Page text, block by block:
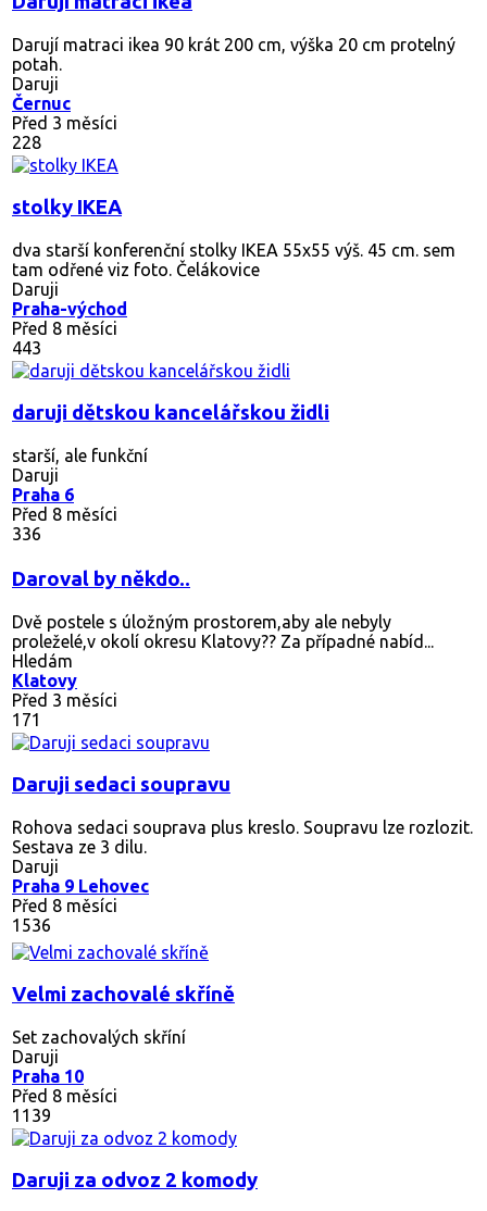
Darují matraci ikea 90 krát 200 cm, výška 20 cm protelný
potah.
Daruji
Černuc
Před 3 měsíci
228
stolky IKEA
dva starší konferenční stolky IKEA 55x55 výš. 45 cm. sem
tam odřené viz foto. Čelákovice
Daruji
Praha-východ
Před 8 měsíci
443
daruji dětskou kancelářskou židli
starší, ale funkční
Daruji
Praha 6
Před 8 měsíci
336
Daroval by někdo..
Dvě postele s úložným prostorem,aby ale nebyly
proleželé,v okolí okresu Klatovy?? Za případné nabíd...
Hledám
Klatovy
Před 3 měsíci
171
Daruji sedaci soupravu
Rohova sedaci souprava plus kreslo. Soupravu lze rozlozit.
Sestava ze 3 dilu.
Daruji
Praha 9 Lehovec
Před 8 měsíci
1536
Velmi zachovalé skříně
Set zachovalých skříní
Daruji
Praha 10
Před 8 měsíci
1139
Daruji za odvoz 2 komody